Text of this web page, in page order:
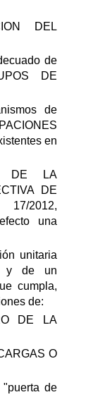
DEL
de
DE
de
en
DE LA
DE
17/2012,
una
unitaria
y de un
cumpla,
de:
DE LA
O
de